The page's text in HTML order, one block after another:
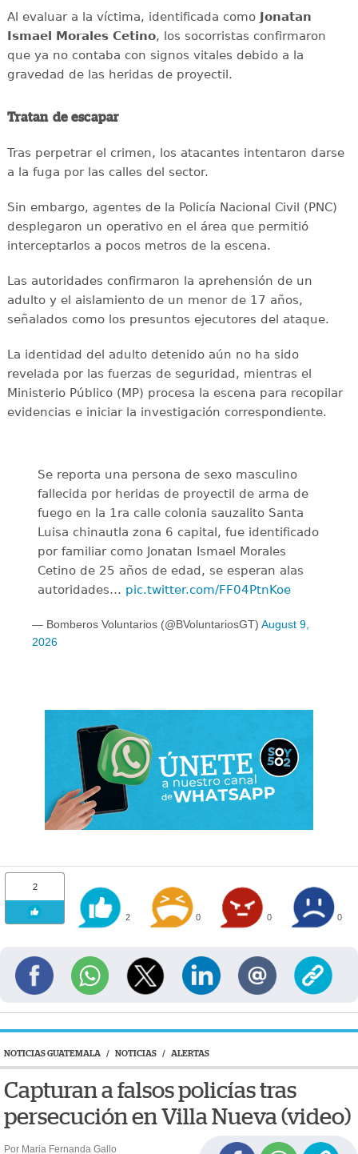
Al evaluar a la víctima, identificada como Jonatan
Ismael Morales Cetino, los socorristas confirmaron
que ya no contaba con signos vitales debido a la
gravedad de las heridas de proyectil.
Tratan de escapar
Tras perpetrar el crimen, los atacantes intentaron darse
a la fuga por las calles del sector.
Sin embargo, agentes de la Policía Nacional Civil (PNC)
desplegaron un operativo en el área que permitió
interceptarlos a pocos metros de la escena.
Las autoridades confirmaron la aprehensión de un
adulto y el aislamiento de un menor de 17 años,
señalados como los presuntos ejecutores del ataque.
La identidad del adulto detenido aún no ha sido
revelada por las fuerzas de seguridad, mientras el
Ministerio Público (MP) procesa la escena para recopilar
evidencias e iniciar la investigación correspondiente.
Se reporta una persona de sexo masculino
fallecida por heridas de proyectil de arma de
fuego en la 1ra calle colonia sauzalito Santa
Luisa chinautla zona 6 capital, fue identificado
por familiar como Jonatan Ismael Morales
Cetino de 25 años de edad, se esperan alas
autoridades… pic.twitter.com/FF04PtnKoe
— Bomberos Voluntarios (@BVoluntariosGT) August 9,
2026
2
2 0 0 0
NOTICIAS GUATEMALA / NOTICIAS / ALERTAS
Capturan a falsos policías tras
persecución en Villa Nueva (video)
Por Maria Fernanda Gallo